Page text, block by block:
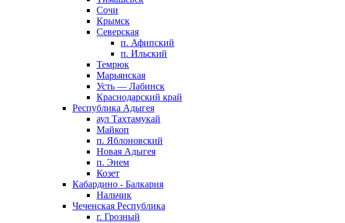
Сочи
Крымск
Северская
п. Афипский
п. Ильский
Темрюк
Марьянская
Усть — Лабинск
Краснодарский край
Республика Адыгея
аул Тахтамукай
Майкоп
п. Яблоновский
Новая Адыгея
п. Энем
Козет
Кабардино - Балкария
Нальчик
Чеченская Республика
г. Грозный